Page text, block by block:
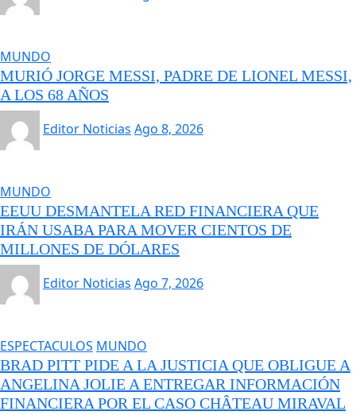
MUNDO
MURIÓ JORGE MESSI, PADRE DE LIONEL MESSI,
A LOS 68 AÑOS
Editor Noticias Ago 8, 2026
MUNDO
EEUU DESMANTELA RED FINANCIERA QUE
IRÁN USABA PARA MOVER CIENTOS DE
MILLONES DE DÓLARES
Editor Noticias Ago 7, 2026
ESPECTACULOS MUNDO
BRAD PITT PIDE A LA JUSTICIA QUE OBLIGUE A
ANGELINA JOLIE A ENTREGAR INFORMACIÓN
FINANCIERA POR EL CASO CHÂTEAU MIRAVAL